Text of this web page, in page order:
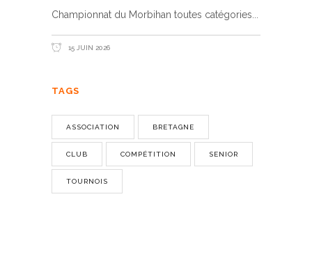
Championnat du Morbihan toutes catégories
15 JUIN 2026
TAGS
ASSOCIATION BRETAGNE
CLUB COMPÉTITION SENIOR
TOURNOIS